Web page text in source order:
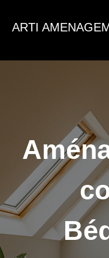
ARTI